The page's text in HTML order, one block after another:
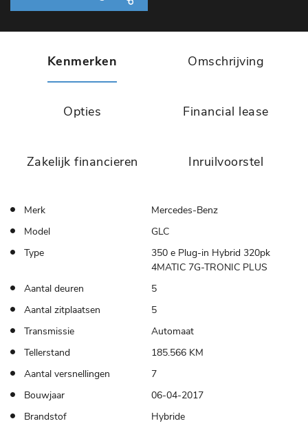
Kenmerken Omschrijving
Opties Financial lease
Zakelijk financieren Inruilvoorstel
Merk
Mercedes-Benz
Model
GLC
Type
350 e Plug-in Hybrid 320pk
4MATIC 7G-TRONIC PLUS
Aantal deuren
5
Aantal zitplaatsen
5
Transmissie
Automaat
Tellerstand
185.566 KM
Aantal versnellingen
7
Bouwjaar
06-04-2017
Brandstof
Hybride